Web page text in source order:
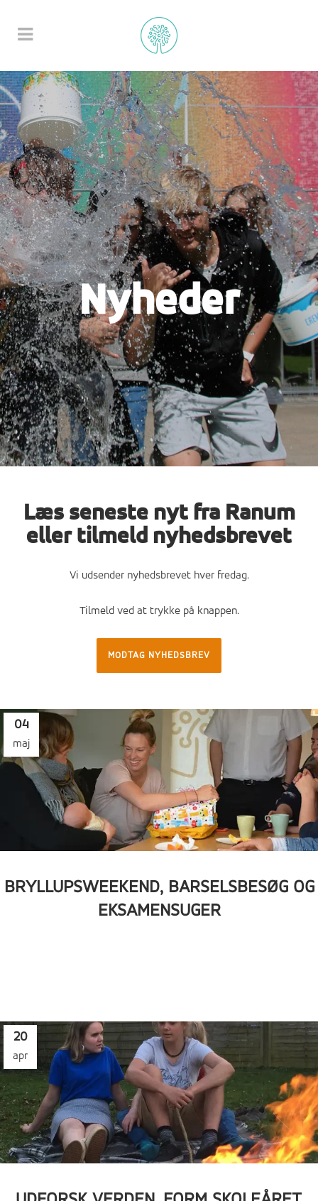
Nyheder
Læs seneste nyt fra Ranum
eller tilmeld nyhedsbrevet
Vi udsender nyhedsbrevet hver fredag.
Tilmeld ved at trykke på knappen.
MODTAG NYHEDSBREV
04
maj
BRYLLUPSWEEKEND, BARSELSBESØG OG
EKSAMENSUGER
20
apr